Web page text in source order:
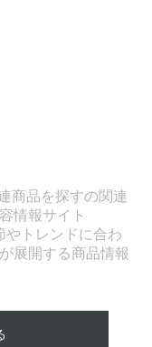
商品を探すの関連
情報サイト
やトレンドに合わ
展開する商品情報